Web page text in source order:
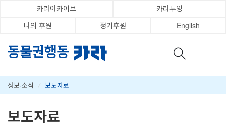
카라아카이브
카라두잉
나의 후원
정기후원 English
정보·소식 / 보도자료
보도자료